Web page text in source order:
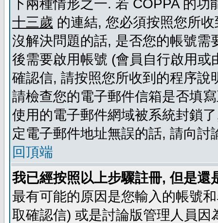
下兩種情形之一. 若 COPPA 的
十三歲 的連結, 您必須按照您所
沒解決問題的話, 是否您的帳號
後需要啟用帳號 (會員自行啟用
確認信, 請按照您所收到的程序
請檢查您的電子郵件信箱是否填
使用的電子郵件網域被系統封鎖
定電子郵件地址無誤的話, 請向
回頂端
我已經按照以上步驟註冊, 但是還
最有可能的原因是您輸入的帳號
取確認信) 或是討論版管理人員